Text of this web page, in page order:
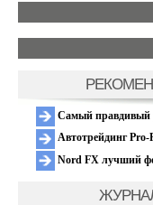
Самый правдивый
Автотрейдинг Pro-
Nord FX лучший